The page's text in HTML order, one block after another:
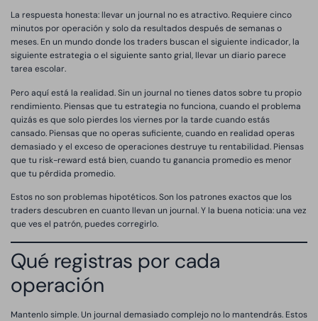
La respuesta honesta: llevar un journal no es atractivo. Requiere cinco
minutos por operación y solo da resultados después de semanas o
meses. En un mundo donde los traders buscan el siguiente indicador, la
siguiente estrategia o el siguiente santo grial, llevar un diario parece
tarea escolar.
Pero aquí está la realidad. Sin un journal no tienes datos sobre tu propio
rendimiento. Piensas que tu estrategia no funciona, cuando el problema
quizás es que solo pierdes los viernes por la tarde cuando estás
cansado. Piensas que no operas suficiente, cuando en realidad operas
demasiado y el exceso de operaciones destruye tu rentabilidad. Piensas
que tu risk-reward está bien, cuando tu ganancia promedio es menor
que tu pérdida promedio.
Estos no son problemas hipotéticos. Son los patrones exactos que los
traders descubren en cuanto llevan un journal. Y la buena noticia: una vez
que ves el patrón, puedes corregirlo.
Qué registras por cada
operación
Mantenlo simple. Un journal demasiado complejo no lo mantendrás. Estos